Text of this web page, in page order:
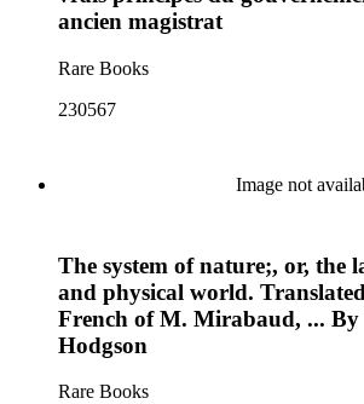
ancien magistrat
Rare Books
230567
Image not
The system of nature;, or, the
and physical world.
French of M. Mirabaud, ...
Hodgson
Rare Books